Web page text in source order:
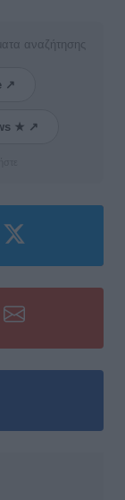
αναζήτησης
↗
★ ↗